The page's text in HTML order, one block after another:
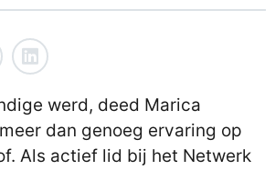
werd, deed Marica
dan genoeg ervaring op
Als actief lid bij het Netwerk